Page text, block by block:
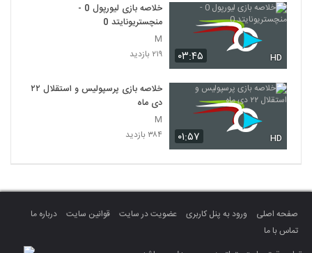
۰۳:۴۵ HD
خلاصه بازی لیورپول 0 -
منچستریونایتد 0
M
۲۱۹ بازدید
۰۱:۵۷ HD
خلاصه بازی پرسپولیس و استقلال ۲۲
دی ماه
M
۳۸۴ بازدید
صفحه اصلی ورود به پنل کاربری عضویت در سایت قوانین سایت
درباره ما
تماس با ما